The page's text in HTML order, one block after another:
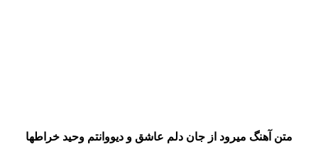
متن آهنگ میرود از جان دلم عاشق و دیووانتم وحید خراطها